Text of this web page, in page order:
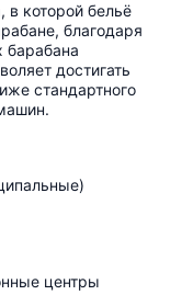
которой бельё
благодаря
барабана
достигать
стандартного
центры